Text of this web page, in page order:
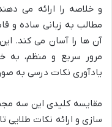
و خلاصه را ارائه می
مطالب به زبانی ساده و
آن ها را آسان می کند.
مرور سریع و منظم، به
یادآوری نکات درسی به
مقایسه کلیدی این سه
سازی و ارائه نکات طلایی